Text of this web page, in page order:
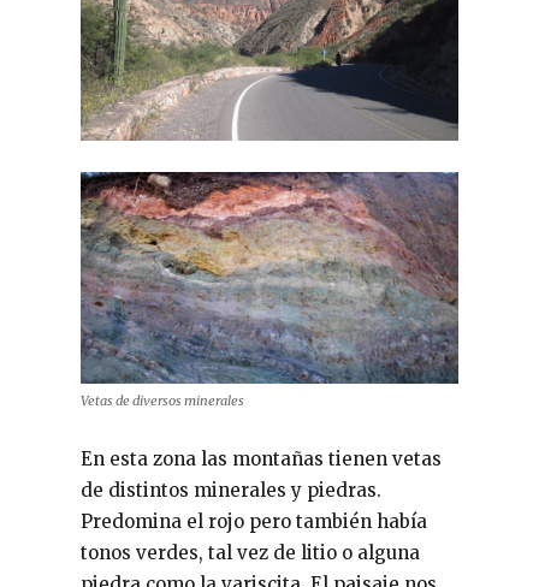
Vetas de diversos minerales
En esta zona las montañas tienen vetas
de distintos minerales y piedras.
Predomina el rojo pero también había
tonos verdes, tal vez de litio o alguna